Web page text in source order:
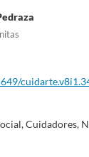
Cuidadores,